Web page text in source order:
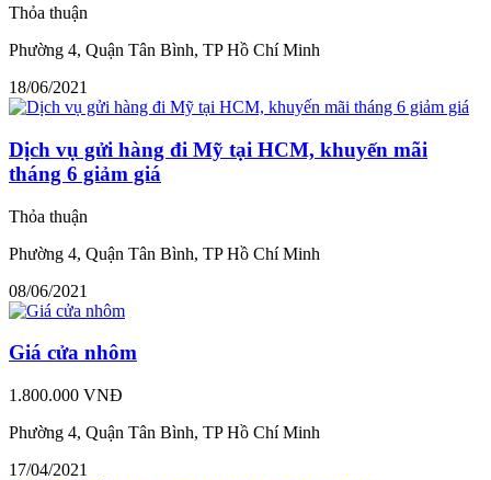
Thỏa thuận
Phường 4, Quận Tân Bình, TP Hồ Chí Minh
18/06/2021
Dịch vụ gửi hàng đi Mỹ tại HCM, khuyến mãi
tháng 6 giảm giá
Thỏa thuận
Phường 4, Quận Tân Bình, TP Hồ Chí Minh
08/06/2021
Giá cửa nhôm
1.800.000 VNĐ
Phường 4, Quận Tân Bình, TP Hồ Chí Minh
17/04/2021